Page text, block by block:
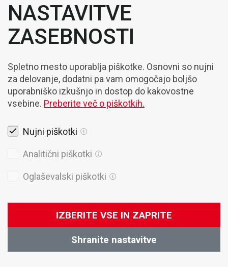
Novice
Bodite obveščeni o naših strokovnih
nasvetih, novostih in aktualnih novicah
Strinjam se s
VZPOSTAVI STIK
Kontaktirajte našega svetovalcaMarketing
NASTAVITVE
ZASEBNOSTI
Spletno mesto uporablja piškotke. Osnovni so nujni
za delovanje, dodatni pa vam omogočajo boljšo
uporabniško izkušnjo in dostop do kakovostne
vsebine. Preberite več o piškotkih.
Nujni piškotki
Analitični piškotki
Oglaševalski piškotki
IZBERITE VSE IN ZAPRITE
Shranite nastavitve